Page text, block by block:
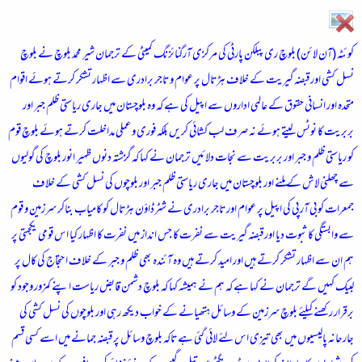
کوئٹہ(آن لائن) بلوچ ری پبلکن پارٹی کی مرکزی آرگنائزنگ کمیٹی کے ترجمان شیر محمد بلوچ نے بلوچ
نسل کشی اور قبضہ گیریت کے خلاف ہڑتال پر عوام و تاجر برادری سے اظہار تشکر کرتے ہوئے اقوام
متحدہ اور انسانی حقوق کے عالمی اداروں سے اپیل کی ہے کہ وہ بلوچستان میں جاری ریاستی ظلم جبر اور
بربریت کا نوٹس لیتے ہوئے نہ صرف لب کشائی کریں بلکہ فوری و عملی مداخلت کرتے ہوئے بلوچ قوم
کو ریاستی ظلم و جبر اور بربریت سے نجات دلائیں ترجمان نے کہا کہ گزشتہ دنوں ظہیر انور بلوچ کی گولیوں
سے چھلنی لاش کے ملنے اور بلوچستان میں جاری ریاستی ظلم جبر اور بلوچوں کی نسل کشی کے خلاف
جمعرات کو بی آر پی کی اپیل پر عوام اور تاجر برادری نے شٹرڈاؤن ہڑتال کو کامیاب بناکر سرزمین و قوم
سے وابستگی کا ثبوت دیا اور قبضہ گیریت سے نفرت کا جس انداز میں نفرت کا اظہار کیا اس قومی یکجہتی پر
ہم ان سے اظہار تشکر کرتے ہیں اور امید کرتے ہیں وہ آئندہ بھی ظلم و جبر کے خلاف احتجاج کی کال پر
لبیک کہیں گے ترجمان نے کہا ہے کہ ہم نے ہمیشہ کہا کہ بلوچ دشمن قابض ریاست اپنے کمزور وجود کو
برقرار رکھنے کیلئے بلوچ سرزمین کے وسائل ہتھیانے کے خواب دیکھ رہی اور بلوچوں کی نسل کشی کی
جارحانہ پالیسیوں میں بھی تیزی اس لئے لائی گئی ہے تاکہ بلوچ وسائل پر قبضہ جمانے میں اسے کسی قسم